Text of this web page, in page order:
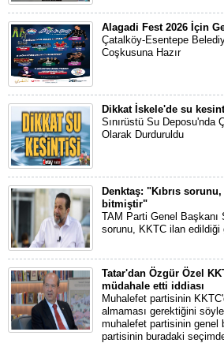
Alagadi Fest 2026 İçin
Çatalköy-Esentepe
Coşkusuna Hazır
Dikkat İskele'de su
Sınırüstü Su Deposu'nda
Olarak Durduruldu
Denktaş: "Kıbrıs
bitmiştir"
TAM Parti Genel Başkanı
sorunu, KKTC ilan
Tatar'dan Özgür Özel
müdahale etti iddiası
Muhalefet partisinin
almaması gerektiğini
muhalefet partisinin genel
partisinin buradaki